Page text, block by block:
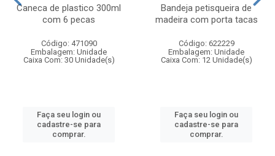
Caneca de plastico 300ml
com 6 pecas
Código: 471090
Embalagem: Unidade
Caixa Com: 30 Unidade(s)
Faça seu login ou
cadastre-se para
comprar.
Bandeja petisqueira de
madeira com porta tacas
Código: 622229
Embalagem: Unidade
Caixa Com: 12 Unidade(s)
Faça seu login ou
cadastre-se para
comprar.